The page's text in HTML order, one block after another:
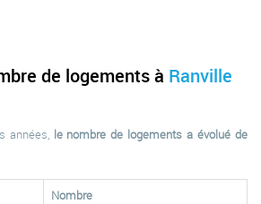
de logements à Ranville
années, le nombre de logements a évolué de
Nombre